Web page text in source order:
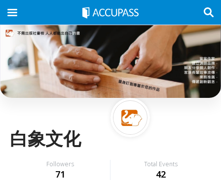
白象文化
Followers
71
Total Events
42